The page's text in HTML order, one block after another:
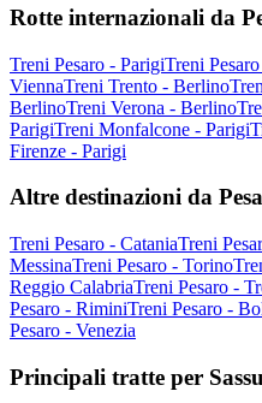
Rotte internazionali da
Treni Pesaro - ParigiTreni
ViennaTreni Trento - Berlino
BerlinoTreni Verona - Berlino
ParigiTreni Monfalcone - Parigi
Firenze - Parigi
Altre destinazioni da
Treni Pesaro - CataniaTreni
MessinaTreni Pesaro - Torino
Reggio CalabriaTreni Pesaro -
Pesaro - RiminiTreni Pesaro -
Pesaro - Venezia
Principali tratte per